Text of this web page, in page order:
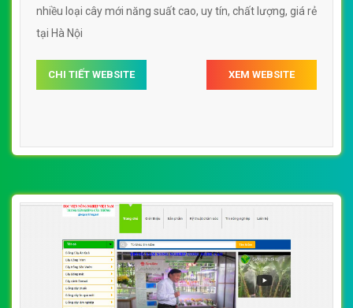
nhiều loại cây mới năng suất cao, uy tín, chất lượng, giá rẻ
tại Hà Nội
CHI TIẾT WEBSITE XEM WEBSITE